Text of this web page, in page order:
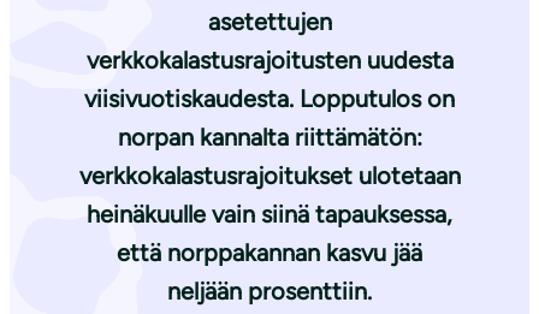
asetettujen
verkkokalastusrajoitusten uudesta
viisivuotiskaudesta. Lopputulos on
norpan kannalta riittämätön:
verkkokalastusrajoitukset ulotetaan
heinäkuulle vain siinä tapauksessa,
että norppakannan kasvu jää
neljään prosenttiin.